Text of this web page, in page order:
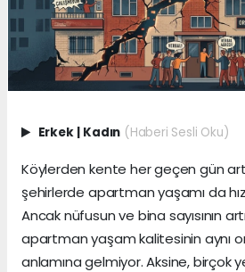
Erkek | Kadın (Haberi Sesli Oku)
Köylerden kente her geçen gün
şehirlerde apartman yaşamı da
Ancak nüfusun ve bina sayısının
apartman yaşam kalitesinin aynı
anlamına gelmiyor. Aksine, birçok